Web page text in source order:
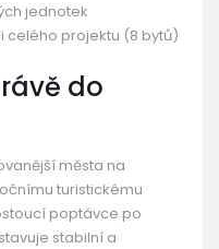
jednotek
celého projektu (8 bytů)
do
města na
turistickému
poptávce po
stabilní a